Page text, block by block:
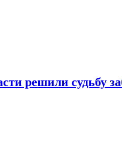
решили судьбу